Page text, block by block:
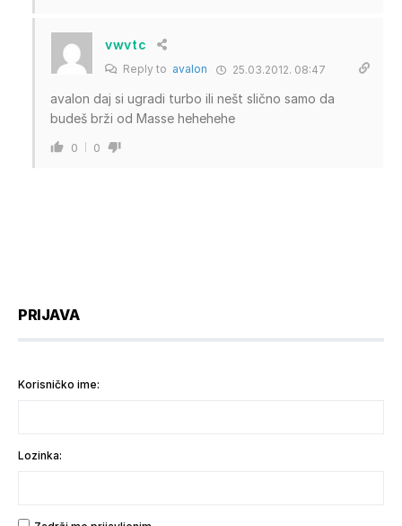
vwvtc
Reply to avalon 25.03.2012. 08:47
avalon daj si ugradi turbo ili nešt slično samo da
budeš brži od Masse hehehehe
0 0
PRIJAVA
Korisničko ime:
Lozinka: